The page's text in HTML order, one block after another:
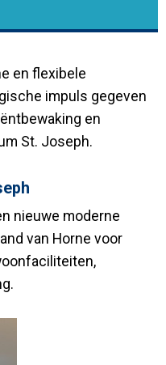
en flexibele
impuls gegeven
en
St. Joseph.
nieuwe moderne
van Horne voor